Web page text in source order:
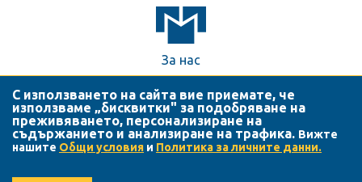
За нас
Нашият екип
Общи условия
Лични данни
Често задавани въпроси
С използването на сайта вие приемате, че
използваме „бисквитки" за подобряване на
преживяването, персонализиране на
съдържанието и анализиране на трафика. Вижте
нашите Общи условия и Политика за личните данни.